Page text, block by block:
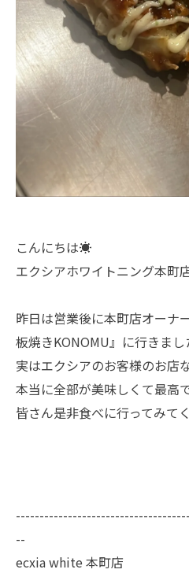
こんにちは☀️
エクシアホワイトニング本町
昨日は営業後に本町店オーナ
板焼きKONOMU』に行きまし
実はエクシアのお客様のお店
本当に全部が美味しくて最高
皆さん是非食べに行ってみて
--
ecxia white 本町店